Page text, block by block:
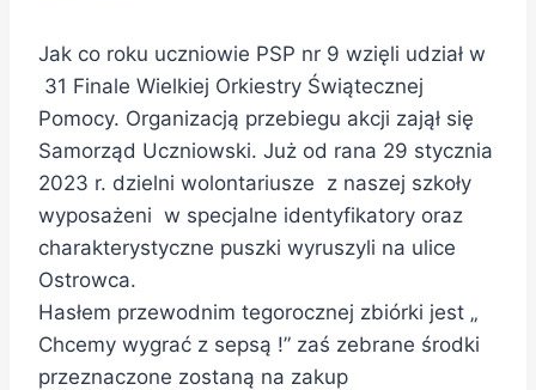
Jak co roku uczniowie PSP nr 9 wzięli udział w
31 Finale Wielkiej Orkiestry Świątecznej
Pomocy. Organizacją przebiegu akcji zajął się
Samorząd Uczniowski. Już od rana 29 stycznia
2023 r. dzielni wolontariusze z naszej szkoły
wyposażeni w specjalne identyfikatory oraz
charakterystyczne puszki wyruszyli na ulice
Ostrowca.
Hasłem przewodnim tegorocznej zbiórki jest „
Chcemy wygrać z sepsą !” zaś zebrane środki
przeznaczone zostaną na zakup